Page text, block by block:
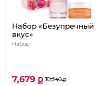
Набор «Безупречный
вкус»
Набор
7,679 ք 10,240 ք